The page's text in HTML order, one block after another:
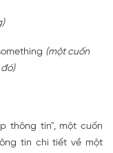
(một cuốn
thông tin", một cuốn
tin chi tiết về một